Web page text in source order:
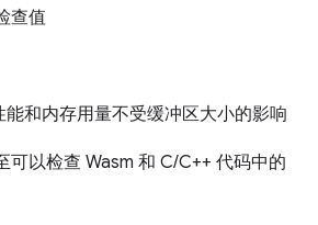
查值
和内存用量不受缓冲区大小的影响
可以检查 Wasm 和 C/C++ 代码中的